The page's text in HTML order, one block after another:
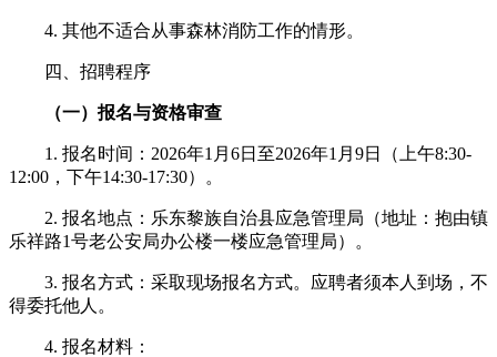
4. 其他不适合从事森林消防工作的情形。
四、招聘程序
（一）报名与资格审查
1. 报名时间：2026年1月6日至2026年1月9日（上午8:30-
12:00，下午14:30-17:30）。
2. 报名地点：乐东黎族自治县应急管理局（地址：抱由镇
乐祥路1号老公安局办公楼一楼应急管理局）。
3. 报名方式：采取现场报名方式。应聘者须本人到场，不
得委托他人。
4. 报名材料：